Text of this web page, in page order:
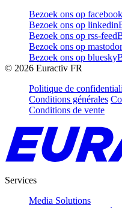
Bezoek ons op facebook
Bezoek ons op linkedin
Bezoek ons op rss-feed
Bezoek ons op
Bezoek ons op bluesky
© 2026 Euractiv FR
Politique de
Conditions générales
Conditions de vente
Services
Media Solutions